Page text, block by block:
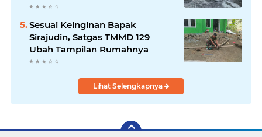
Sesuai Keinginan Bapak
Sirajudin, Satgas TMMD 129
Ubah Tampilan Rumahnya
Lihat Selengkapnya